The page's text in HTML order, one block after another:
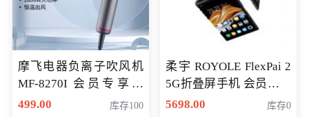
摩飞电器负离子吹风机
MF-8270I 会员专享价
369元
499.00 库存100
柔宇 ROYOLE FlexPai 2
5G折叠屏手机 会员专享
购买价格 4998元
5698.00 库存0